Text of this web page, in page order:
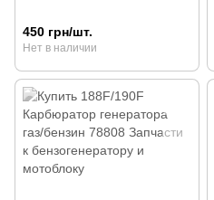
450 грн/шт.
Нет в наличии